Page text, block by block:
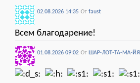
02.08.2026 14:35 От faust
Всем благодарение!
01.08.2026 09:02 От ШАР-ЛОТ-ТА-МА-ЙЯ